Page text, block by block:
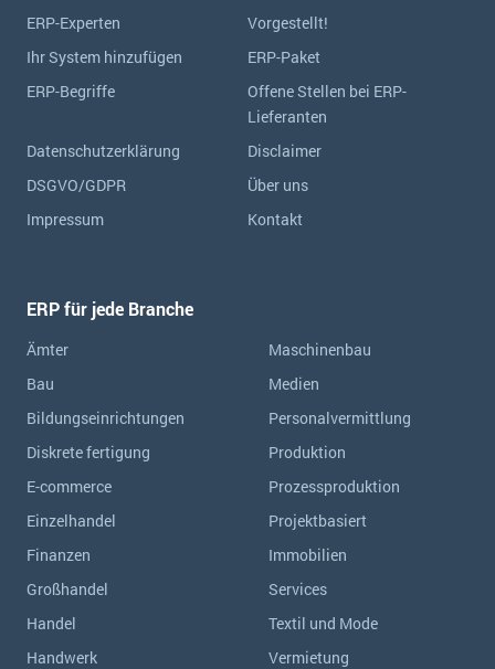
ERP-Experten
Vorgestellt!
Ihr System hinzufügen
ERP-Paket
ERP-Begriffe
Offene Stellen bei ERP-
Lieferanten
Datenschutzerklärung
Disclaimer
DSGVO/GDPR
Über uns
Impressum
Kontakt
ERP für jede Branche
Ämter
Bau
Bildungseinrichtungen
Diskrete fertigung
E-commerce
Einzelhandel
Finanzen
Großhandel
Handel
Handwerk
Maschinenbau
Medien
Personalvermittlung
Produktion
Prozessproduktion
Projektbasiert
Immobilien
Services
Textil und Mode
Vermietung